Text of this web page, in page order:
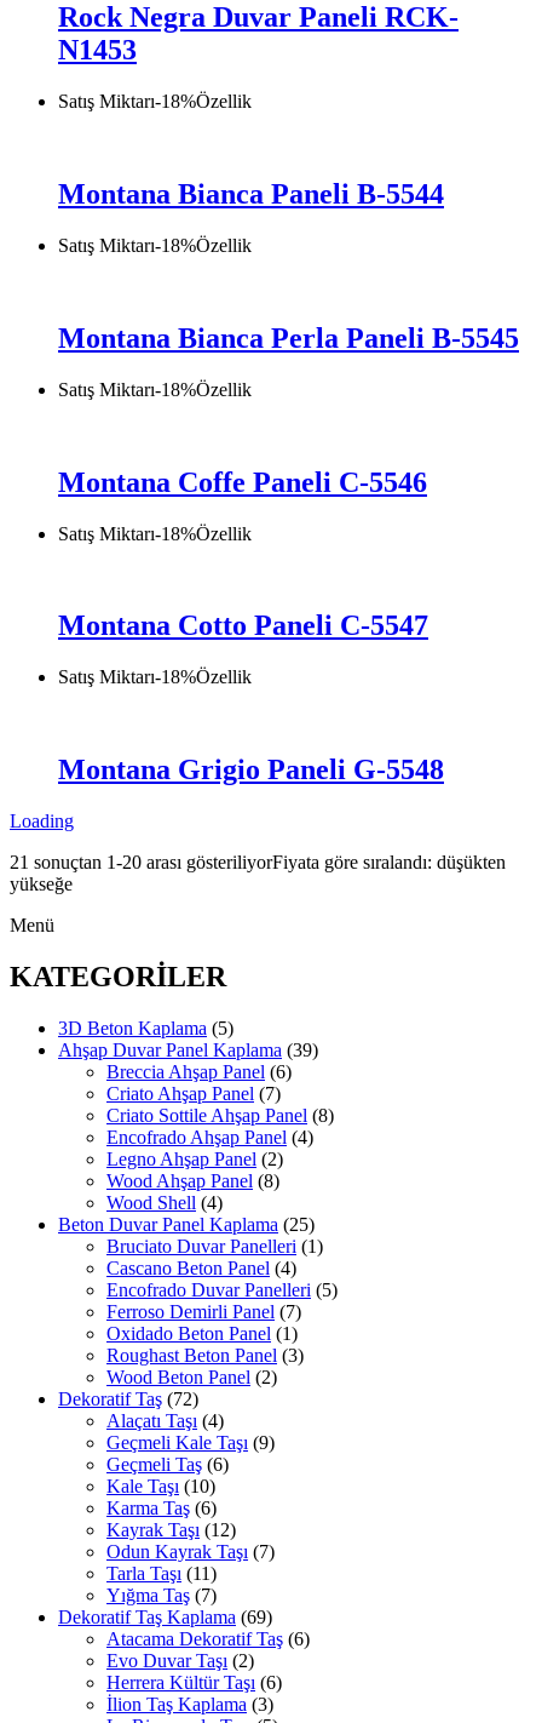
Rock Negra Duvar Paneli RCK-
N1453
Satış Miktarı-18%Özellik
Montana Bianca Paneli B-5544
Satış Miktarı-18%Özellik
Montana Bianca Perla Paneli B-5545
Satış Miktarı-18%Özellik
Montana Coffe Paneli C-5546
Satış Miktarı-18%Özellik
Montana Cotto Paneli C-5547
Satış Miktarı-18%Özellik
Montana Grigio Paneli G-5548
Loading
21 sonuçtan 1-20 arası gösteriliyorFiyata göre sıralandı: düşükten
yükseğe
Menü
KATEGORİLER
3D Beton Kaplama (5)
Ahşap Duvar Panel Kaplama (39)
Breccia Ahşap Panel (6)
Criato Ahşap Panel (7)
Criato Sottile Ahşap Panel (8)
Encofrado Ahşap Panel (4)
Legno Ahşap Panel (2)
Wood Ahşap Panel (8)
Wood Shell (4)
Beton Duvar Panel Kaplama (25)
Bruciato Duvar Panelleri (1)
Cascano Beton Panel (4)
Encofrado Duvar Panelleri (5)
Ferroso Demirli Panel (7)
Oxidado Beton Panel (1)
Roughast Beton Panel (3)
Wood Beton Panel (2)
Dekoratif Taş (72)
Alaçatı Taşı (4)
Geçmeli Kale Taşı (9)
Geçmeli Taş (6)
Kale Taşı (10)
Karma Taş (6)
Kayrak Taşı (12)
Odun Kayrak Taşı (7)
Tarla Taşı (11)
Yığma Taş (7)
Dekoratif Taş Kaplama (69)
Atacama Dekoratif Taş (6)
Evo Duvar Taşı (2)
Herrera Kültür Taşı (6)
İlion Taş Kaplama (3)